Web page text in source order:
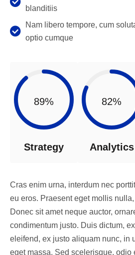
blanditiis
Nam libero tempore, cum
optio cumque
89%
Strategy
82%
Analytics
Cras enim urna, interdum nec
eu eros. Praesent eget mollis
Donec sit amet neque auctor,
condimentum justo. Duis dictum,
eleifend, ex justo aliquam nunc, in
eget massa. Sed scelerisque, odio